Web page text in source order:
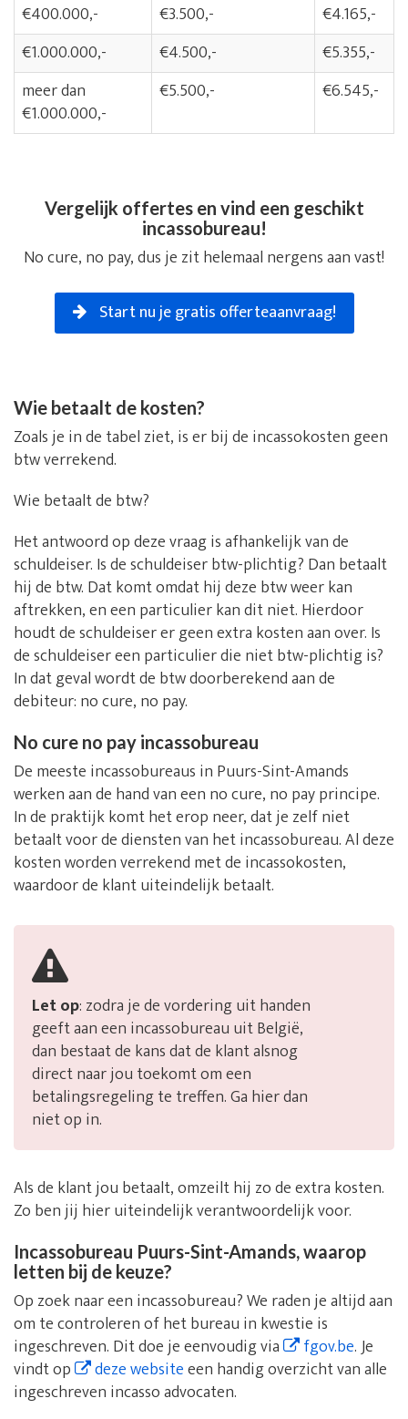
€400.000,-
€3.500,-
€4.165,-
€1.000.000,-
€4.500,-
€5.355,-
meer dan
€1.000.000,-
€5.500,- €6.545,-
Vergelijk offertes en vind een geschikt
incassobureau!
No cure, no pay, dus je zit helemaal nergens aan vast!
Start nu je gratis offerteaanvraag!
Wie betaalt de kosten?
Zoals je in de tabel ziet, is er bij de incassokosten geen
btw verrekend.
Wie betaalt de btw?
Het antwoord op deze vraag is afhankelijk van de
schuldeiser. Is de schuldeiser btw-plichtig? Dan betaalt
hij de btw. Dat komt omdat hij deze btw weer kan
aftrekken, en een particulier kan dit niet. Hierdoor
houdt de schuldeiser er geen extra kosten aan over. Is
de schuldeiser een particulier die niet btw-plichtig is?
In dat geval wordt de btw doorberekend aan de
debiteur: no cure, no pay.
No cure no pay incassobureau
De meeste incassobureaus in Puurs-Sint-Amands
werken aan de hand van een no cure, no pay principe.
In de praktijk komt het erop neer, dat je zelf niet
betaalt voor de diensten van het incassobureau. Al deze
kosten worden verrekend met de incassokosten,
waardoor de klant uiteindelijk betaalt.
Let op: zodra je de vordering uit handen
geeft aan een incassobureau uit België,
dan bestaat de kans dat de klant alsnog
direct naar jou toekomt om een
betalingsregeling te treffen. Ga hier dan
niet op in.
Als de klant jou betaalt, omzeilt hij zo de extra kosten.
Zo ben jij hier uiteindelijk verantwoordelijk voor.
Incassobureau Puurs-Sint-Amands, waarop
letten bij de keuze?
Op zoek naar een incassobureau? We raden je altijd aan
om te controleren of het bureau in kwestie is
ingeschreven. Dit doe je eenvoudig via
fgov.be. Je
vindt op
deze websiteeen handig overzicht van alle
ingeschreven incasso advocaten.